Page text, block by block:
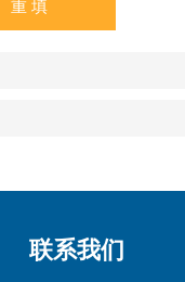
联系我们